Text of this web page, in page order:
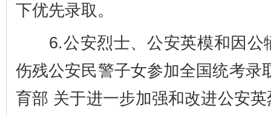
下优先录取。
6.公安烈士、公安英模和因公
伤残公安民警子女参加全国统考录
育部 关于进一步加强和改进公安